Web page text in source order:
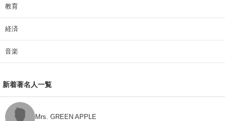
教育
経済
音楽
新着著名人一覧
Mrs. GREEN APPLE